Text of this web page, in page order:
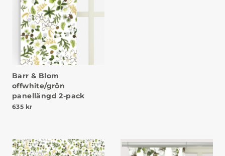
Barr & Blom
offwhite/grön
panellängd 2-pack
635 kr